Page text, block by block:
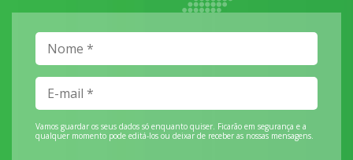
Vamos guardar os seus dados só enquanto quiser. Ficarão em segurança e a
qualquer momento pode editá-los ou deixar de receber as nossas mensagens.